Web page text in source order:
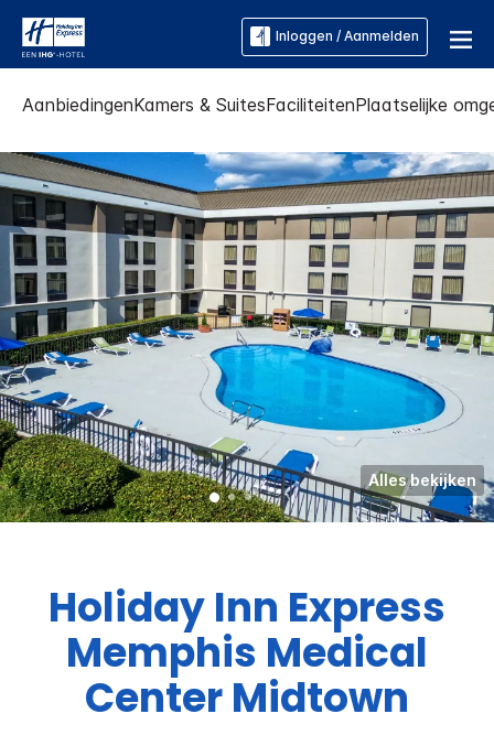
Inloggen / Aanmelden
AanbiedingenKamers & SuitesFaciliteitenPlaatselijke
Alles bekijken
Holiday Inn Express
Memphis Medical
Center Midtown